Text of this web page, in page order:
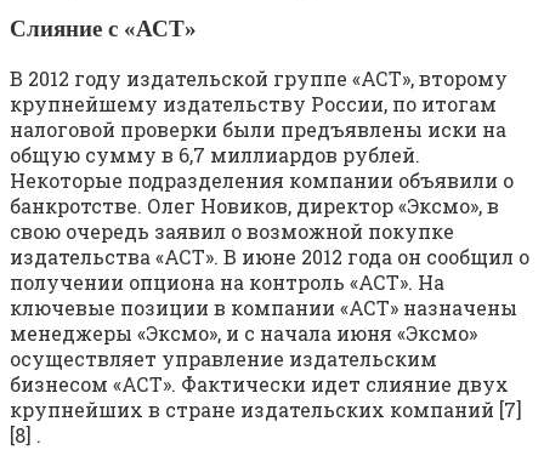
Слияние с «АСТ»
В 2012 году издательской группе «АСТ», второму
крупнейшему издательству России, по итогам
налоговой проверки были предъявлены иски на
общую сумму в 6,7 миллиардов рублей.
Некоторые подразделения компании объявили о
банкротстве. Олег Новиков, директор «Эксмо», в
свою очередь заявил о возможной покупке
издательства «АСТ». В июне 2012 года он сообщил о
получении опциона на контроль «АСТ». На
ключевые позиции в компании «АСТ» назначены
менеджеры «Эксмо», и с начала июня «Эксмо»
осуществляет управление издательским
бизнесом «АСТ». Фактически идет слияние двух
крупнейших в стране издательских компаний [7]
[8] .